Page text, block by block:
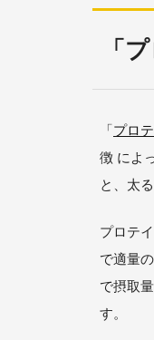
「
「プロ
徴 によ
と、太
プロテ
で適量
で摂取
す。